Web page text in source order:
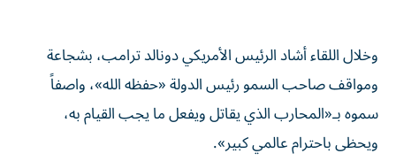
وخلال اللقاء أشاد الرئيس الأمريكي دونالد ترامب، بشجاعة
ومواقف صاحب السمو رئيس الدولة «حفظه الله»، واصفاً
سموه بـ«المحارب الذي يقاتل ويفعل ما يجب القيام به،
ويحظى باحترام عالمي كبير».